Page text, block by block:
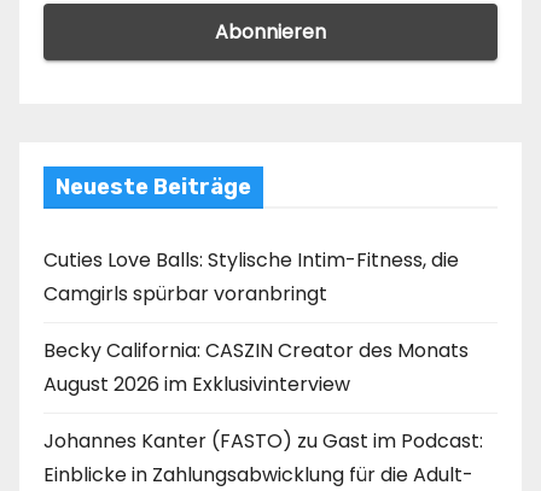
Neueste Beiträge
Cuties Love Balls: Stylische Intim-Fitness, die
Camgirls spürbar voranbringt
Becky California: CASZIN Creator des Monats
August 2026 im Exklusivinterview
Johannes Kanter (FASTO) zu Gast im Podcast:
Einblicke in Zahlungsabwicklung für die Adult-